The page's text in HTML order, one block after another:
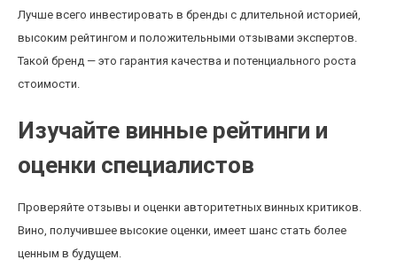
Лучше всего инвестировать в бренды с длительной историей,
высоким рейтингом и положительными отзывами экспертов.
Такой бренд — это гарантия качества и потенциального роста
стоимости.
Изучайте винные рейтинги и
оценки специалистов
Проверяйте отзывы и оценки авторитетных винных критиков.
Вино, получившее высокие оценки, имеет шанс стать более
ценным в будущем.